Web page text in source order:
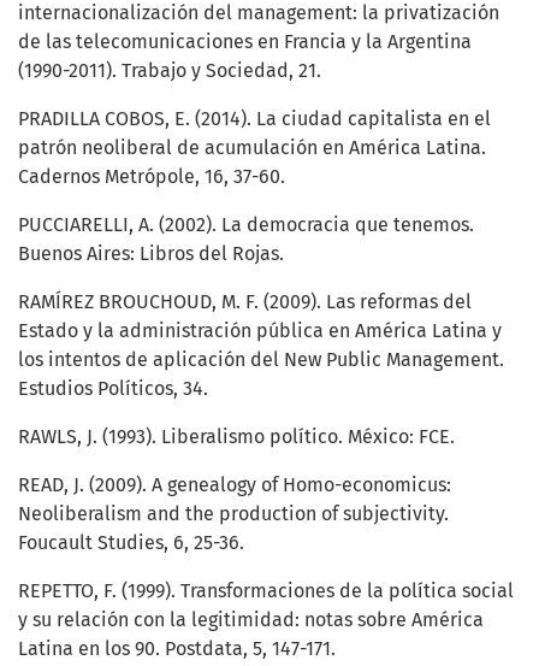
internacionalización del management: la privatización
de las telecomunicaciones en Francia y la Argentina
(1990-2011). Trabajo y Sociedad, 21.
PRADILLA COBOS, E. (2014). La ciudad capitalista en el
patrón neoliberal de acumulación en América Latina.
Cadernos Metrópole, 16, 37-60.
PUCCIARELLI, A. (2002). La democracia que tenemos.
Buenos Aires: Libros del Rojas.
RAMÍREZ BROUCHOUD, M. F. (2009). Las reformas del
Estado y la administración pública en América Latina y
los intentos de aplicación del New Public Management.
Estudios Políticos, 34.
RAWLS, J. (1993). Liberalismo político. México: FCE.
READ, J. (2009). A genealogy of Homo-economicus:
Neoliberalism and the production of subjectivity.
Foucault Studies, 6, 25-36.
REPETTO, F. (1999). Transformaciones de la política social
y su relación con la legitimidad: notas sobre América
Latina en los 90. Postdata, 5, 147-171.